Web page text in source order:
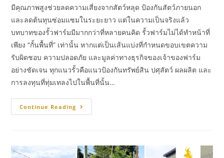
มีคุณภาพสูงช่วยลดความเสี่ยงจากสัตว์หลุด ป้องกันสัตว์ภายนอก
และลดต้นทุนซ่อมแซมในระยะยาว แต่ในความเป็นจริงแล้ว
บทบาทของรั้วฟาร์มมีมากกว่าที่หลายคนคิด รั้วฟาร์มไม่ได้ทำหน้าที่
เพียง “กั้นพื้นที่” เท่านั้น หากแต่เป็นเส้นแบ่งที่กำหนดขอบเขตความ
รับผิดชอบ ความปลอดภัย และมูลค่าทางธุรกิจของเจ้าของฟาร์ม
อย่างชัดเจน ทุกแนวรั้วคือแนวป้องกันทรัพย์สิน ปศุสัตว์ ผลผลิต และ
การลงทุนที่ทุ่มเทลงไปในพื้นที่นั้น…
Continue Reading